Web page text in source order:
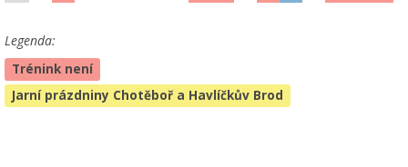
Legenda:
Trénink není
Jarní prázdniny Chotěboř a Havlíčkův Brod